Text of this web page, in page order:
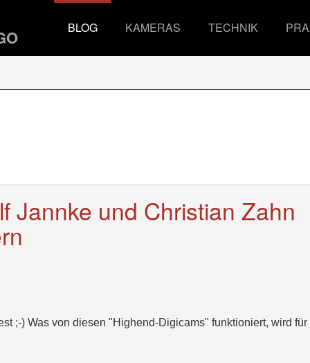
BLOG KAMERAS TECHNIK
Jannke und Christian Zahn
;-) Was von diesen "Highend-Digicams" funktioniert, wird für